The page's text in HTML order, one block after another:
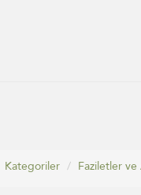
Kategoriler Faziletler